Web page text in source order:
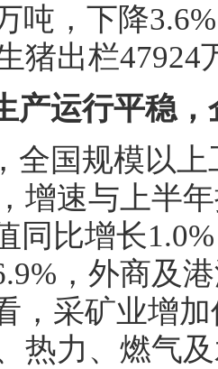
吨，下降
猪出栏47924
产运行平稳
全国规模以
增速与上半
同比增长
，外商及
，采矿业增
热力、燃气